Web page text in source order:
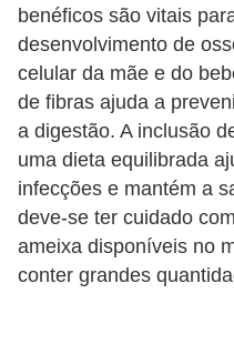
benéficos são vitais
desenvolvimento de
celular da mãe e do
de fibras ajuda a
a digestão. A inclusão
uma dieta equilibrada
infecções e mantém a
deve-se ter cuidado
ameixa disponíveis no
conter grandes